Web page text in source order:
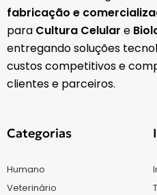
fabricação e
para Cultura Celular e
entregando soluções
custos competitivos e
clientes e parceiros.
Categorias
Humano
Veterinário